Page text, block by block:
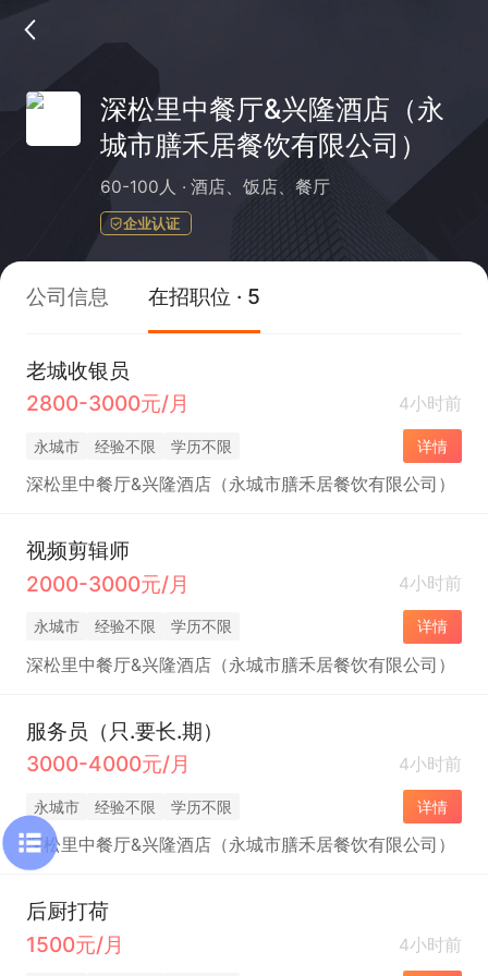
深松里中餐厅&兴隆酒店（永
城市膳禾居餐饮有限公司）
60-100人 酒店、饭店、餐厅
企业认证
公司信息 在招职位 · 5
老城收银员
2800-3000元/月
4小时前
永城市 经验不限 学历不限 详情
深松里中餐厅&兴隆酒店（永城市膳禾居餐饮有限公司）
视频剪辑师
2000-3000元/月
4小时前
永城市 经验不限 学历不限 详情
深松里中餐厅&兴隆酒店（永城市膳禾居餐饮有限公司）
服务员（只.要长.期）
3000-4000元/月
4小时前
永城市 经验不限 学历不限 详情
深松里中餐厅&兴隆酒店（永城市膳禾居餐饮有限公司）
后厨打荷
1500元/月
4小时前